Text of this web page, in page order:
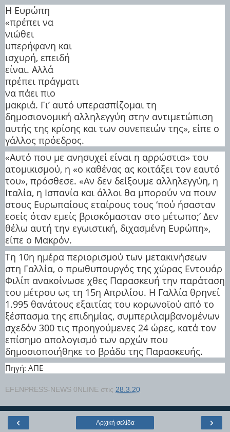
Η Ευρώπη
«πρέπει να
νιώθει
υπερήφανη και
ισχυρή, επειδή
είναι. Αλλά
πρέπει πράγματι
να πάει πιο
μακριά. Γι’ αυτό υπερασπίζομαι τη
δημοσιονομική αλληλεγγύη στην αντιμετώπιση
αυτής της κρίσης και των συνεπειών της», είπε ο
γάλλος πρόεδρος.
«Αυτό που με ανησυχεί είναι η αρρώστια» του
ατομικισμού, η «ο καθένας ας κοιτάξει τον εαυτό
του», πρόσθεσε. «Αν δεν δείξουμε αλληλεγγύη, η
Ιταλία, η Ισπανία και άλλοι θα μπορούν να πουν
στους Ευρωπαίους εταίρους τους ‘πού ήσασταν
εσείς όταν εμείς βρισκόμασταν στο μέτωπο;’ Δεν
θέλω αυτή την εγωιστική, διχασμένη Ευρώπη»,
είπε ο Μακρόν.
Τη 10η ημέρα περιορισμού των μετακινήσεων
στη Γαλλία, ο πρωθυπουργός της χώρας Εντουάρ
Φιλίπ ανακοίνωσε χθες Παρασκευή την παράταση
του μέτρου ως τη 15η Απριλίου. Η Γαλλία θρηνεί
1.995 θανάτους εξαιτίας του κορωνοϊού από το
ξέσπασμα της επιδημίας, συμπεριλαμβανομένων
σχεδόν 300 τις προηγούμενες 24 ώρες, κατά τον
επίσημο απολογισμό των αρχών που
δημοσιοποιήθηκε το βράδυ της Παρασκευής.
Πηγή: ΑΠΕ
EFENPRESS-NEWS 0NLINE στις 28.3.20
‹ ›
Αρχική σελίδα